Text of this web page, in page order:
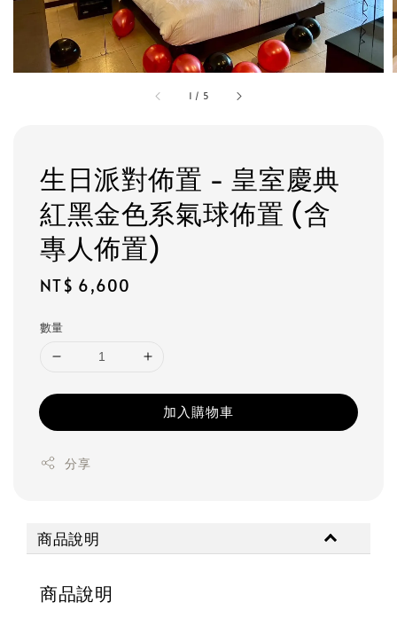
1 / 5
生日派對佈置 - 皇室慶典
紅黑金色系氣球佈置 (含
專人佈置)
Regular
NT$ 6,600
數量
加入購物車
分享
商品說明
商品說明